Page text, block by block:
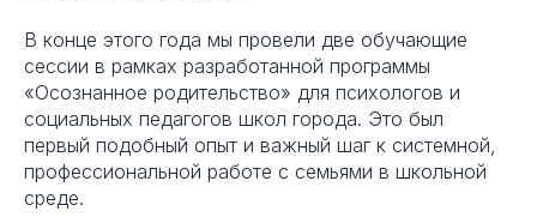
В конце этого года мы провели две обучающие
сессии в рамках разработанной программы
«Осознанное родительство» для психологов и
социальных педагогов школ города. Это был
первый подобный опыт и важный шаг к системной,
профессиональной работе с семьями в школьной
среде.